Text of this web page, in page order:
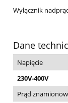
Wyłącznik
Dane
Napięcie
230V-400V
Prąd